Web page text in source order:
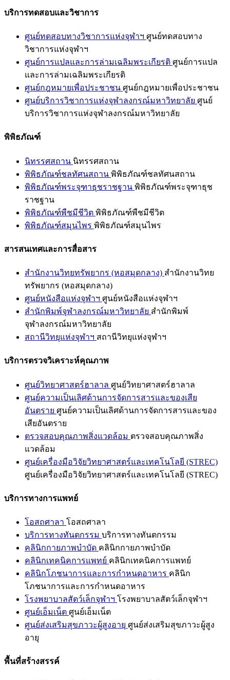
บริการทดสอบและวิชาการ
ศูนย์ทดสอบทางวิชาการแห่งจุฬาฯ ศูนย์ทดสอบทาง
วิชาการแห่งจุฬาฯ
ศูนย์การแปลและการล่ามเฉลิมพระเกียรติ ศูนย์การแปล
และการล่ามเฉลิมพระเกียรติ
ศูนย์กฎหมายเพื่อประชาชน ศูนย์กฎหมายเพื่อประชาชน
ศูนย์บริการวิชาการแห่งจุฬาลงกรณ์มหาวิทยาลัย ศูนย์
บริการวิชาการแห่งจุฬาลงกรณ์มหาวิทยาลัย
พิพิธภัณฑ์
นิทรรศสถาน นิทรรศสถาน
พิพิธภัณฑ์ชลทัศนสถาน พิพิธภัณฑ์ชลทัศนสถาน
พิพิธภัณฑ์พระจุฑาธุชราชฐาน พิพิธภัณฑ์พระจุฑาธุช
ราชฐาน
พิพิธภัณฑ์พืชมีชีวิต พิพิธภัณฑ์พืชมีชีวิต
พิพิธภัณฑ์สมุนไพร พิพิธภัณฑ์สมุนไพร
สารสนเทศและการสื่อสาร
สำนักงานวิทยทรัพยากร (หอสมุดกลาง) สำนักงานวิทย
ทรัพยากร (หอสมุดกลาง)
ศูนย์หนังสือแห่งจุฬาฯ ศูนย์หนังสือแห่งจุฬาฯ
สำนักพิมพ์จุฬาลงกรณ์มหาวิทยาลัย สำนักพิมพ์
จุฬาลงกรณ์มหาวิทยาลัย
สถานีวิทยุแห่งจุฬาฯ สถานีวิทยุแห่งจุฬาฯ
บริการตรวจวิเคราะห์คุณภาพ
ศูนย์วิทยาศาสตร์ฮาลาล ศูนย์วิทยาศาสตร์ฮาลาล
ศูนย์ความเป็นเลิศด้านการจัดการสารและของเสีย
อันตราย ศูนย์ความเป็นเลิศด้านการจัดการสารและของ
เสียอันตราย
ตรวจสอบคุณภาพสิ่งแวดล้อม ตรวจสอบคุณภาพสิ่ง
แวดล้อม
ศูนย์เครื่องมือวิจัยวิทยาศาสตร์และเทคโนโลยี (STREC)
ศูนย์เครื่องมือวิจัยวิทยาศาสตร์และเทคโนโลยี (STREC)
บริการทางการแพทย์
โอสถศาลา โอสถศาลา
บริการทางทันตกรรม บริการทางทันตกรรม
คลินิกกายภาพบำบัด คลินิกกายภาพบำบัด
คลินิกเทคนิคการแพทย์ คลินิกเทคนิคการแพทย์
คลินิกโภชนาการและการกำหนดอาหาร คลินิก
โภชนาการและการกำหนดอาหาร
โรงพยาบาลสัตว์เล็กจุฬาฯ โรงพยาบาลสัตว์เล็กจุฬาฯ
ศูนย์เอ็มเน็ต ศูนย์เอ็มเน็ต
ศูนย์ส่งเสริมสุขภาวะผู้สูงอายุ ศูนย์ส่งเสริมสุขภาวะผู้สูง
อายุ
พื้นที่สร้างสรรค์